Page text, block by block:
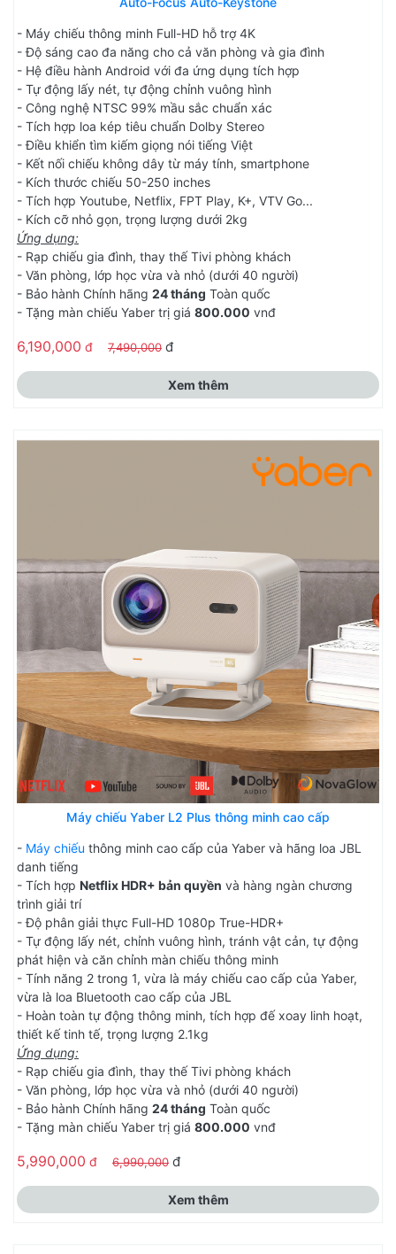
- Máy chiếu thông minh Full-HD hỗ trợ 4K
- Độ sáng cao đa năng cho cả văn phòng và gia đình
- Hệ điều hành Android với đa ứng dụng tích hợp
- Tự động lấy nét, tự động chỉnh vuông hình
- Công nghệ NTSC 99% mầu sắc chuẩn xác
- Tích hợp loa kép tiêu chuẩn Dolby Stereo
- Điều khiển tìm kiếm giọng nói tiếng Việt
- Kết nối chiếu không dây từ máy tính, smartphone
- Kích thước chiếu 50-250 inches
- Tích hợp Youtube, Netflix, FPT Play, K+, VTV Go...
- Kích cỡ nhỏ gọn, trọng lượng dưới 2kg
Ứng dụng:
- Rạp chiếu gia đình, thay thế Tivi phòng khách
- Văn phòng, lớp học vừa và nhỏ (dưới 40 người)
- Bảo hành Chính hãng 24 tháng Toàn quốc
- Tặng màn chiếu Yaber trị giá 800.000 vnđ
6,190,000 đ 7,490,000 đ
Xem thêm
Máy chiếu Yaber L2 Plus thông minh cao cấp
- Máy chiếu thông minh cao cấp của Yaber và hãng loa JBL
danh tiếng
- Tích hợp Netflix HDR+ bản quyền và hàng ngàn chương
trình giải trí
- Độ phân giải thực Full-HD 1080p True-HDR+
- Tự động lấy nét, chỉnh vuông hình, tránh vật cản, tự động
phát hiện và căn chỉnh màn chiếu thông minh
- Tính năng 2 trong 1, vừa là máy chiếu cao cấp của Yaber,
vừa là loa Bluetooth cao cấp của JBL
- Hoàn toàn tự động thông minh, tích hợp đế xoay linh hoạt,
thiết kế tinh tế, trọng lượng 2.1kg
Ứng dụng:
- Rạp chiếu gia đình, thay thế Tivi phòng khách
- Văn phòng, lớp học vừa và nhỏ (dưới 40 người)
- Bảo hành Chính hãng 24 tháng Toàn quốc
- Tặng màn chiếu Yaber trị giá 800.000 vnđ
5,990,000 đ 6,990,000 đ
Xem thêm